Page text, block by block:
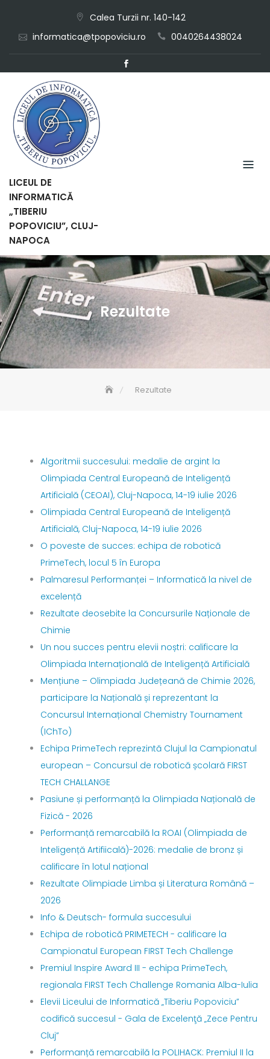
content
Calea Turzii nr. 140-142
informatica@tpopoviciu.ro
0040264438024
LICEUL DE
INFORMATICĂ
„TIBERIU
POPOVICIU”, CLUJ-
NAPOCA
Rezultate
Rezultate
Algoritmii succesului: medalie de argint la
Olimpiada Central Europeană de Inteligență
Artificială (CEOAI), Cluj-Napoca, 14-19 iulie 2026
Olimpiada Central Europeană de Inteligență
Artificială, Cluj-Napoca, 14-19 iulie 2026
O poveste de succes: echipa de robotică
PrimeTech, locul 5 în Europa
Palmaresul Performanței – Informatică la nivel de
excelență
Rezultate deosebite la Concursurile Naționale de
Chimie
Un nou succes pentru elevii noștri: calificare la
Olimpiada Internațională de Inteligență Artificială
Mențiune – Olimpiada Județeană de Chimie 2026,
participare la Națională și reprezentant la
Concursul Internațional Chemistry Tournament
(IChTo)
Echipa PrimeTech reprezintă Clujul la Campionatul
european – Concursul de robotică școlară FIRST
TECH CHALLANGE
Pasiune și performanță la Olimpiada Națională de
Fizică - 2026
Performanță remarcabilă la ROAI (Olimpiada de
Inteligență Artifiicală)-2026: medalie de bronz și
calificare în lotul național
Rezultate Olimpiade Limba și Literatura Română –
2026
Info & Deutsch- formula succesului
Echipa de robotică PRIMETECH - calificare la
Campionatul European FIRST Tech Challenge
Premiul Inspire Award III - echipa PrimeTech,
regionala FIRST Tech Challenge Romania Alba-Iulia
Elevii Liceului de Informatică „Tiberiu Popoviciu”
codifică succesul - Gala de Excelenţă „Zece Pentru
Cluj”
Performanță remarcabilă la POLIHACK: Premiul II la